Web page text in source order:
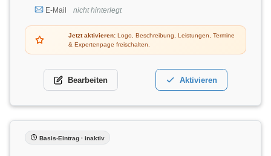
E-Mail
nicht hinterlegt
Jetzt aktivieren: Logo, Beschreibung, Leistungen, Termine
& Expertenpage freischalten.
Bearbeiten Aktivieren
Basis-Eintrag · inaktiv